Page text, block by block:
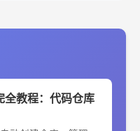
教程：代码仓库